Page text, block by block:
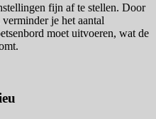
fijn af te stellen. Door
je het aantal
moet uitvoeren, wat de